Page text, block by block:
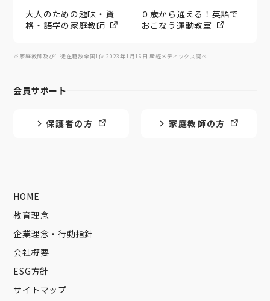
大人のための趣味・資
格・語学の家庭教師
０歳から通える！英語で
おこなう運動教室
※家庭教師及び生徒在籍数全国1位 2023年1月16日 産經メディックス調べ
会員サポート
保護者の方 家庭教師の方
HOME
教育理念
企業理念・行動指針
会社概要
ESG方針
サイトマップ